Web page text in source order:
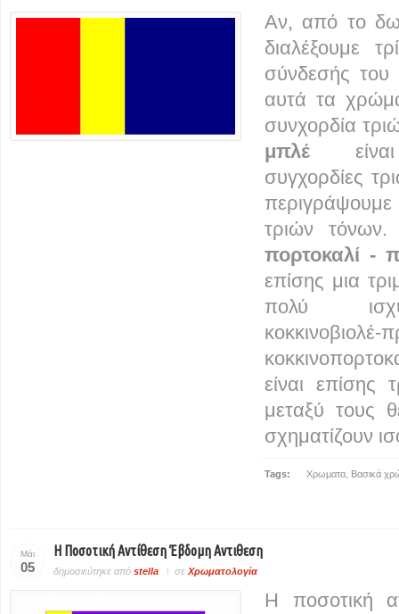
Αν, από το
διαλέξουμε
σύνδεσής του
αυτά τα
συνχορδία
μπλέ είναι
συγχορδίες
τριών τόνων.
πορτοκαλί -
επίσης μια
πολύ
είναι επίσης
μεταξύ τους
σχηματίζουν
Tags: Χρωματα Βασικά
Μάι
05
Η Ποσοτική Αντίθεση Έβδομη Αντιθεση
δημοσιεύτηκε από stella σε Χρωματολογία
Η ποσοτική